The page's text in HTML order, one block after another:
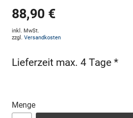
88,90 €
inkl. MwSt.
zzgl. Versandkosten
Lieferzeit max. 4 Tage *
Menge